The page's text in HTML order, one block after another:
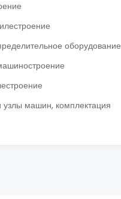
оборудование
узлы машин, комплектация